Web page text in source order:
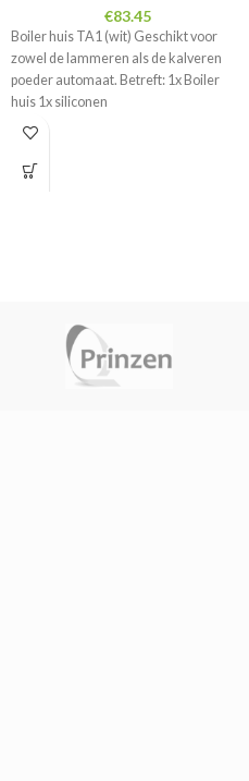
€83.45
Boiler huis TA1 (wit) Geschikt voor
zowel de lammeren als de kalveren
poeder automaat. Betreft: 1x Boiler
huis 1x siliconen